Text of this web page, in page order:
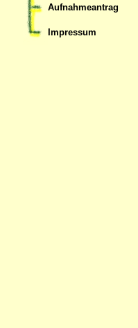
Aufnahmeantrag
Impressum